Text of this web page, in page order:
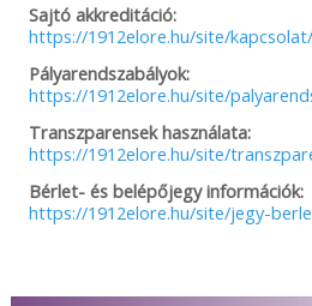
Sajtó akkreditáció:
https://1912elore.hu/site/
Pályarendszabályok:
https://1912elore.hu/site/
Transzparensek használata:
https://1912elore.hu/site/
Bérlet- és belépőjegy információk:
https://1912elore.hu/site/jegy-